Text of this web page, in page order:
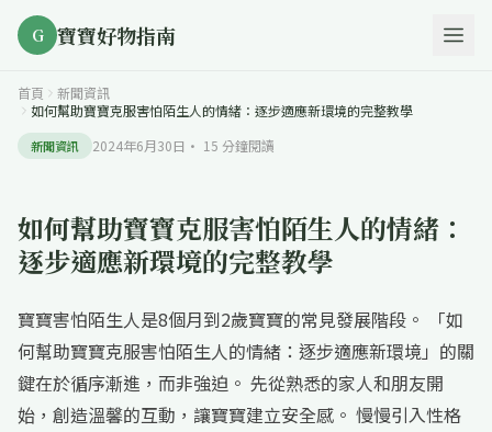
G 寶寶好物指南
首頁
新聞資訊
如何幫助寶寶克服害怕陌生人的情緒：逐步適應新環境的完整教學
新聞資訊 2024年6月30日 · 15 分鐘閱讀
如何幫助寶寶克服害怕陌生人的情緒：
逐步適應新環境的完整教學
寶寶害怕陌生人是8個月到2歲寶寶的常見發展階段。 「如
何幫助寶寶克服害怕陌生人的情緒：逐步適應新環境」的關
鍵在於循序漸進，而非強迫。 先從熟悉的家人和朋友開
始，創造溫馨的互動，讓寶寶建立安全感。 慢慢引入性格